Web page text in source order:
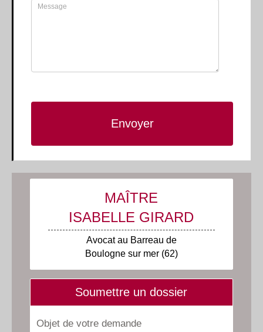
MAÎTRE
ISABELLE GIRARD
Avocat au Barreau de
Boulogne sur mer (62)
Soumettre un dossier
Objet de votre demande